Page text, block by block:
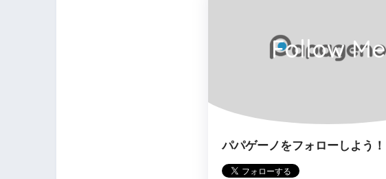
Follow Me
パパゲーノをフォローしよう！